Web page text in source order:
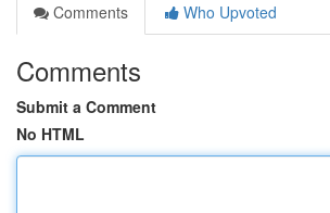
Comments
Who Upvoted
Comments
Submit a Comment
No HTML